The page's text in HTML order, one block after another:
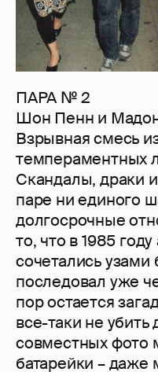
ПАРА № 2
Шон Пенн и
Взрывная смесь
темпераментных
Скандалы, драки
паре ни единого
долгосрочные
то, что в 1985
сочетались узами
последовал уже
пор остается
все-таки не убить
совместных фото
батарейки – даже